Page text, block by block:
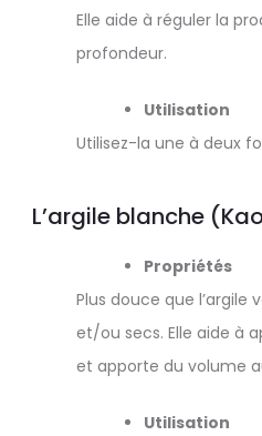
Elle aide à réguler la
profondeur.
Utilisation
Utilisez-la une à deux
L’argile blanche
Propriétés
Plus douce que l’argile
et/ou secs. Elle aide à
et apporte du volume
Utilisation